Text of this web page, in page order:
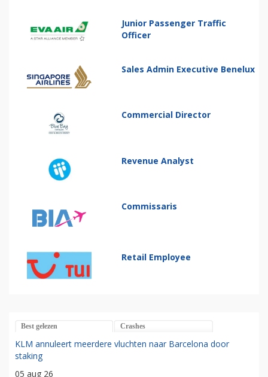
Junior Passenger Traffic
Officer
Sales Admin Executive Benelux
Commercial Director
Revenue Analyst
Commissaris
Retail Employee
Best gelezen Crashes
KLM annuleert meerdere vluchten naar Barcelona door
staking
05 aug 26